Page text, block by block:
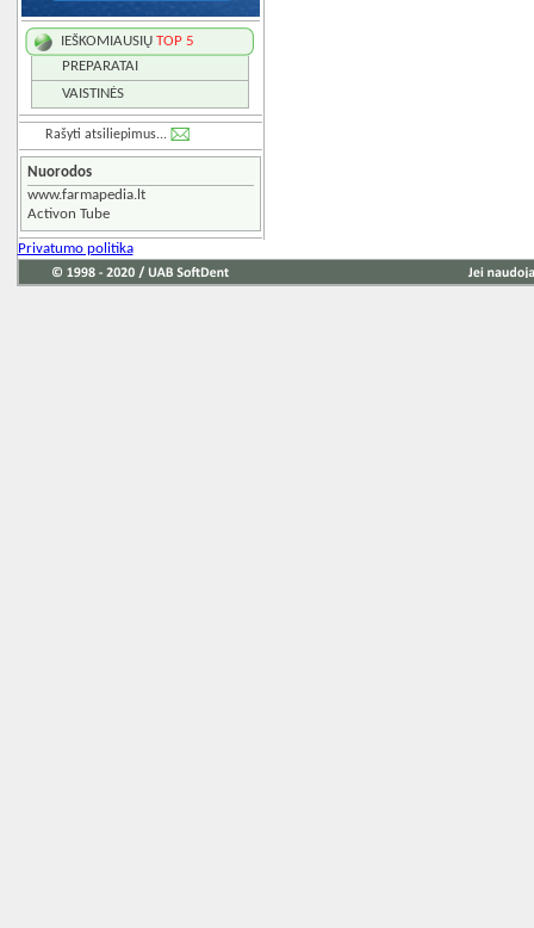
IEŠKOMIAUSIŲ TOP 5
PREPARATAI
VAISTINĖS
Rašyti atsiliepimus...
Nuorodos
www.farmapedia.lt
Activon Tube
Privatumo politika